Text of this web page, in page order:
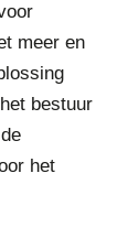
meer en
bestuur
het